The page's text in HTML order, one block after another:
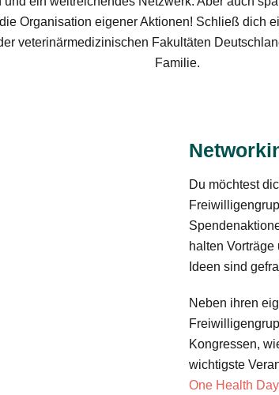
Organisation eigener Aktionen! Schließ dich
veterinärmedizinischen Fakultäten
Familie.
Du möchtest
halten
Ideen sind
Neben ihren
Kongressen,
wichtigste
One Health Day